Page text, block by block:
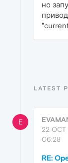
но
LATEST
E
22 OCT
06:28
RE: